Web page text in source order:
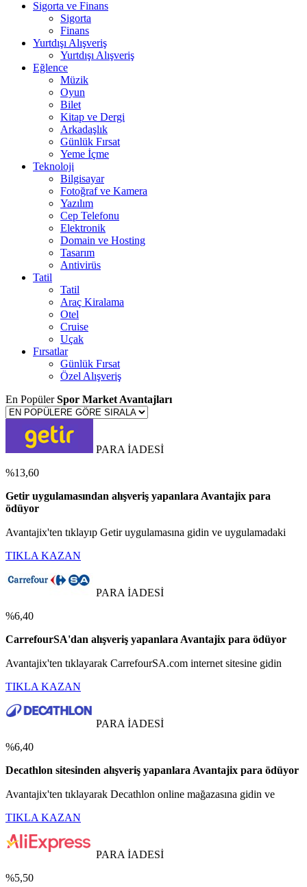
Sigorta ve Finans
Sigorta
Finans
Yurtdışı Alışveriş
Yurtdışı Alışveriş
Eğlence
Müzik
Oyun
Bilet
Kitap ve Dergi
Arkadaşlık
Günlük Fırsat
Yeme İçme
Teknoloji
Bilgisayar
Fotoğraf ve Kamera
Yazılım
Cep Telefonu
Elektronik
Domain ve Hosting
Tasarım
Antivirüs
Tatil
Tatil
Araç Kiralama
Otel
Cruise
Uçak
Fırsatlar
Günlük Fırsat
Özel Alışveriş
En PopülerSpor Market Avantajları
PARA İADESİ
%13,60
Getir uygulamasından alışveriş yapanlara Avantajix para
ödüyor
Avantajix'ten tıklayıp Getir uygulamasına gidin ve uygulamadaki
TIKLA KAZAN
PARA İADESİ
%6,40
CarrefourSA'dan alışveriş yapanlara Avantajix para ödüyor
Avantajix'ten tıklayarak CarrefourSA.com internet sitesine gidin
TIKLA KAZAN
PARA İADESİ
%6,40
Decathlon sitesinden alışveriş yapanlara Avantajix para ödüyor
Avantajix'ten tıklayarak Decathlon online mağazasına gidin ve
TIKLA KAZAN
PARA İADESİ
%5,50